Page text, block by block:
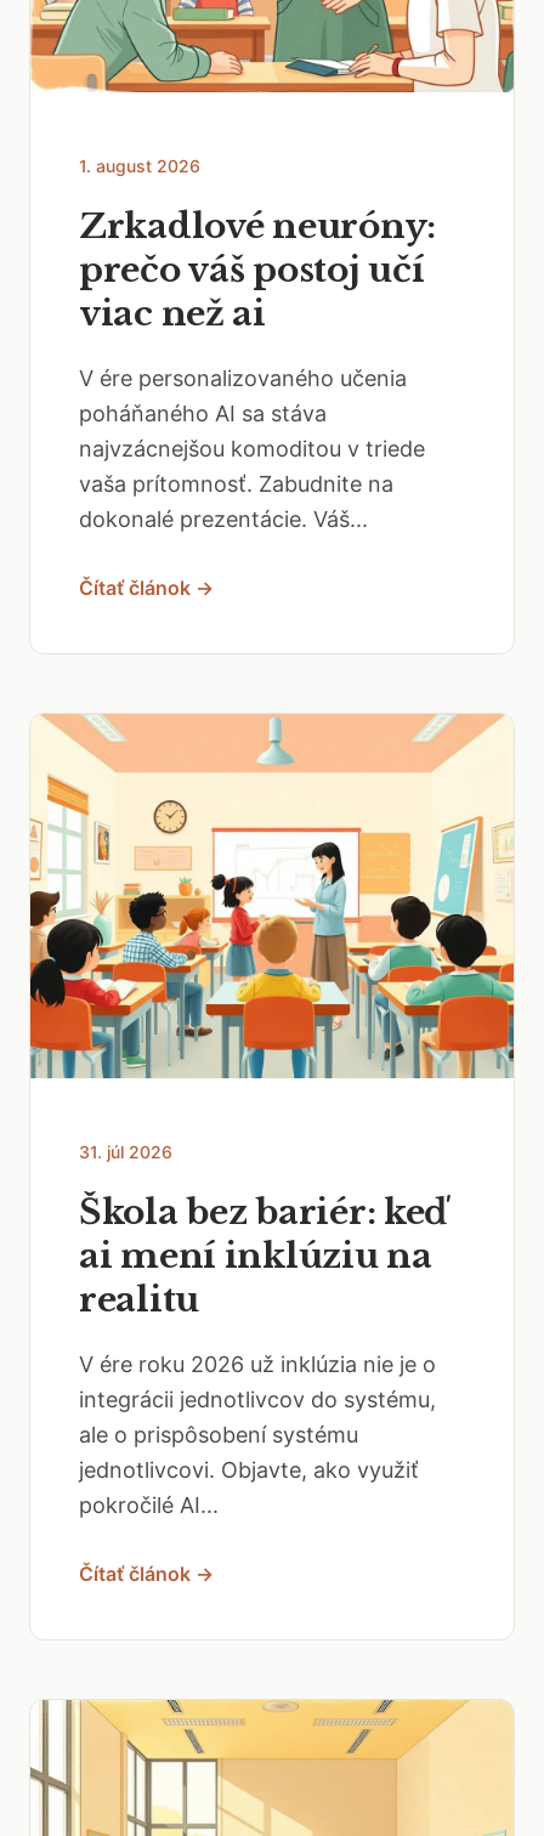
1. august 2026
Zrkadlové neuróny:
prečo váš postoj učí
viac než ai
V ére personalizovaného učenia
poháňaného AI sa stáva
najvzácnejšou komoditou v triede
vaša prítomnosť. Zabudnite na
dokonalé prezentácie. Váš...
Čítať článok →
31. júl 2026
Škola bez bariér: keď
ai mení inklúziu na
realitu
V ére roku 2026 už inklúzia nie je o
integrácii jednotlivcov do systému,
ale o prispôsobení systému
jednotlivcovi. Objavte, ako využiť
pokročilé AI...
Čítať článok →